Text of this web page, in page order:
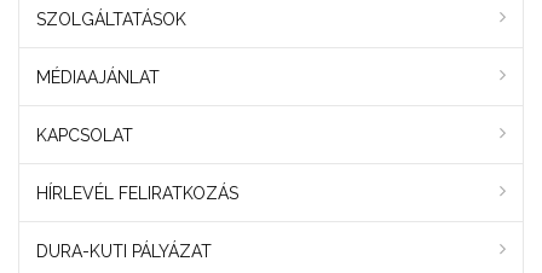
SZOLGÁLTATÁSOK
MÉDIAAJÁNLAT
KAPCSOLAT
HÍRLEVÉL FELIRATKOZÁS
DURA-KUTI PÁLYÁZAT